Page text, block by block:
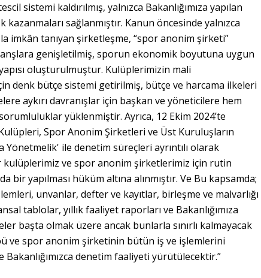
sistemi kaldırılmış, yalnızca Bakanlığımıza yapılan
sağlanmıştır. Kanun öncesinde yalnızca
imkân tanıyan şirketleşme, “spor anonim şirketi”
genişletilmiş, sporun ekonomik boyutuna uygun
oluşturulmuştur. Kulüplerimizin mali
denk bütçe sistemi getirilmiş, bütçe ve harcama ilkeleri
aykırı davranışlar için başkan ve yöneticilere hem
yüklenmiştir. Ayrıca, 12 Ekim 2024’te
Spor Anonim Şirketleri ve Üst Kuruluşların
Yönetmelik' ile denetim süreçleri ayrıntılı olarak
kulüplerimiz ve spor anonim şirketlerimiz için rutin
bir yapılması hüküm altına alınmıştır. Ve Bu kapsamda;
unvanlar, defter ve kayıtlar, birleşme ve malvarlığı
tablolar, yıllık faaliyet raporları ve Bakanlığımıza
başta olmak üzere ancak bunlarla sınırlı kalmayacak
ve spor anonim şirketinin bütün iş ve işlemlerini
Bakanlığımızca denetim faaliyeti yürütülecektir.”